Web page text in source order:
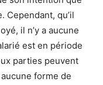
Cependant, qu’il
il n’y a aucune
est en période
parties peuvent
forme de